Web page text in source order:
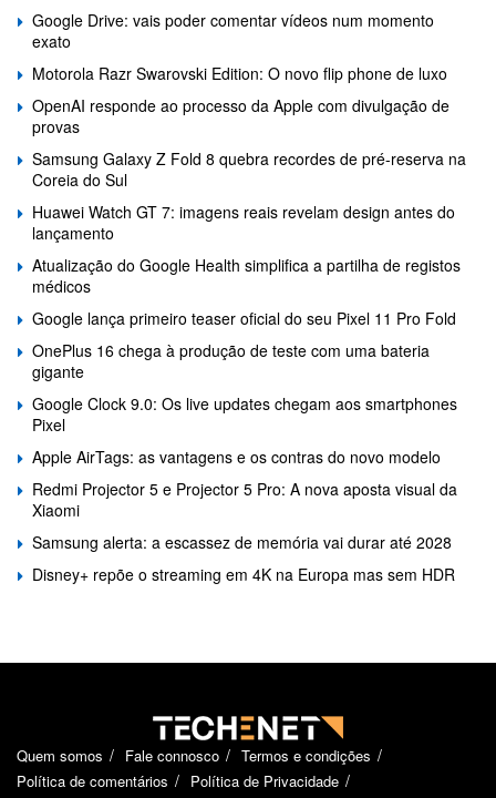
Google Drive: vais poder comentar vídeos num momento
exato
Motorola Razr Swarovski Edition: O novo flip phone de luxo
OpenAI responde ao processo da Apple com divulgação de
provas
Samsung Galaxy Z Fold 8 quebra recordes de pré-reserva na
Coreia do Sul
Huawei Watch GT 7: imagens reais revelam design antes do
lançamento
Atualização do Google Health simplifica a partilha de registos
médicos
Google lança primeiro teaser oficial do seu Pixel 11 Pro Fold
OnePlus 16 chega à produção de teste com uma bateria
gigante
Google Clock 9.0: Os live updates chegam aos smartphones
Pixel
Apple AirTags: as vantagens e os contras do novo modelo
Redmi Projector 5 e Projector 5 Pro: A nova aposta visual da
Xiaomi
Samsung alerta: a escassez de memória vai durar até 2028
Disney+ repõe o streaming em 4K na Europa mas sem HDR
Quem somos Fale connosco
Termos e condições
Política de comentários
Política de Privacidade